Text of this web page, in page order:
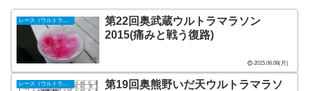
レース（ウルトラマラソン）
第22回奥武蔵ウルトラマラソン
2015(痛みと戦う復路)
2015.06.08(月)
第19回奥熊野いだ天ウルトラマラソ